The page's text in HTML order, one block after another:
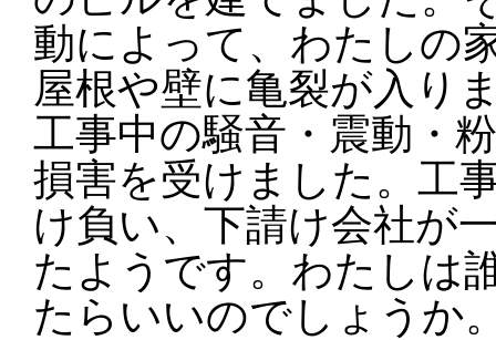
動によって、わたしの
屋根や壁に亀裂が入り
工事中の騒音・震動・
損害を受けました。工
け負い、下請け会社が
たようです。わたしは
たらいいのでしょうか